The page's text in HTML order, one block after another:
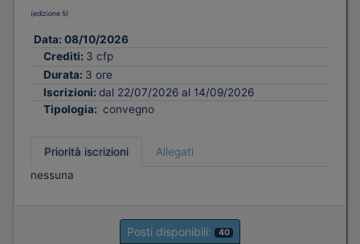
(edizione 5)
Data: 08/10/2026
Crediti: 3 cfp
Durata: 3 ore
Iscrizioni: dal 22/07/2026 al 14/09/2026
Tipologia: convegno
Priorità iscrizioni
Allegati
nessuna
Posti disponibili: 40